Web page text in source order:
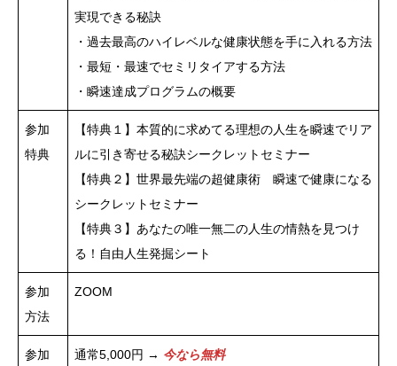
実現できる秘訣
・過去最高のハイレベルな健康状態を手に入れる方法
・最短・最速でセミリタイアする方法
・瞬速達成プログラムの概要
参加
特典
【特典１】本質的に求めてる理想の人生を瞬速でリア
ルに引き寄せる秘訣シークレットセミナー
【特典２】世界最先端の超健康術 瞬速で健康になる
シークレットセミナー
【特典３】あなたの唯一無二の人生の情熱を見つけ
る！自由人生発掘シート
参加
方法
ZOOM
参加
通常5,000円 → 今なら無料